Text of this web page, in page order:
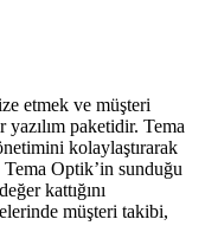
etmek ve müşteri
paketidir. Tema
kolaylaştırarak
Tema Optik’in sunduğu
kattığını
müşteri takibi,